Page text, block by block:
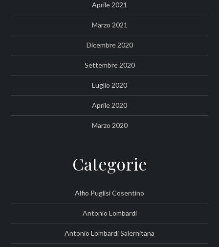
Aprile 2021
Marzo 2021
Dicembre 2020
Settembre 2020
Luglio 2020
Aprile 2020
Marzo 2020
Categorie
Alfio Puglisi Cosentino
Antonio Lombardi
Antonio Lombardi Salernitana